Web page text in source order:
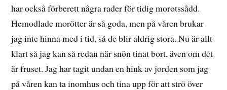
har också förberett några rader för tidig morotssådd.
Hemodlade morötter är så goda, men på våren brukar
jag inte hinna med i tid, så de blir aldrig stora. Nu är allt
klart så jag kan så redan när snön tinat bort, även om det
är fruset. Jag har tagit undan en hink av jorden som jag
på våren kan ta inomhus och tina upp för att strö över